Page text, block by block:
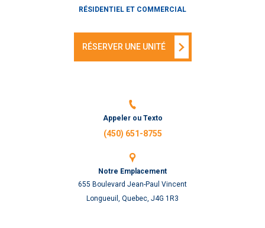
RÉSIDENTIEL ET COMMERCIAL
RÉSERVER UNE UNITÉ
Appeler ou Texto
(450) 651-8755
Notre Emplacement
655 Boulevard Jean-Paul Vincent
Longueuil, Quebec, J4G 1R3